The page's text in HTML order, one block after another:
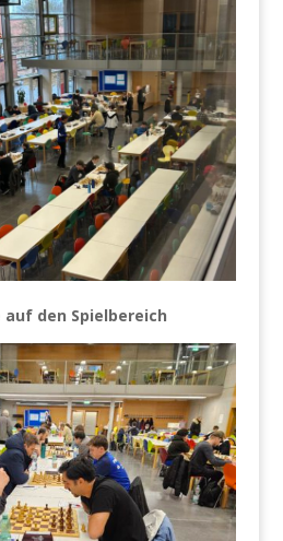
auf den Spielbereich